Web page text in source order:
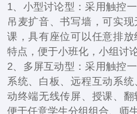
1、小型讨论型：采用触控
吊麦扩音、书写墙，可实
课，具有座位可以任意排
特点，便于小班化，小组讨
2、多屏互动型：采用触控
系统、白板、远程互动系
动终端无线传屏、授课、翻
便于任意学生分组组合、师